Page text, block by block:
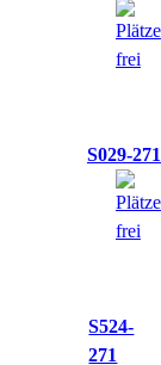
S029-271
S524-
271